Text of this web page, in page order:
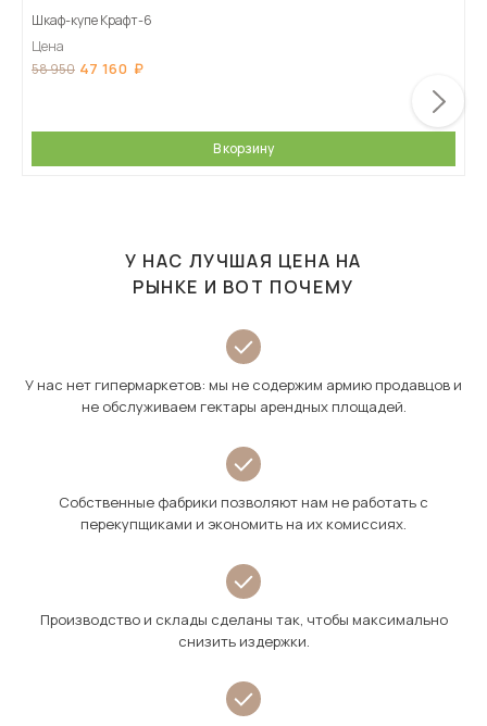
Шкаф-купе Крафт-6
Цена
58 950 47 160
В корзину
У НАС ЛУЧШАЯ ЦЕНА НА
РЫНКЕ И ВОТ ПОЧЕМУ
У нас нет гипермаркетов: мы не содержим армию продавцов и
не обслуживаем гектары арендных площадей.
Собственные фабрики позволяют нам не работать с
перекупщиками и экономить на их комиссиях.
Производство и склады сделаны так, чтобы максимально
снизить издержки.